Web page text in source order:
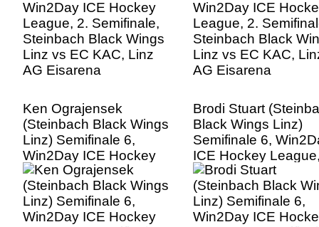
Ken Ograjensek
(Steinbach Black Wings
Linz) Semifinale 6,
Win2Day ICE Hockey
League, 2. Semifinale,
Steinbach Black Wings
Linz vs EC KAC, Linz
AG Eisarena
Brodi Stuart
Black Wings Linz)
Semifinale 6,
ICE Hockey
Semifinale,
Black Wings Linz vs
KAC, Linz AG